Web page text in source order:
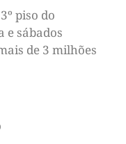
piso do
e sábados
de 3 milhões